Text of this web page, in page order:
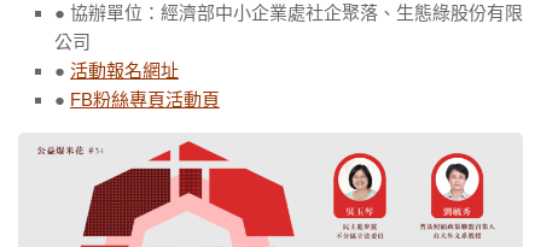
● 協辦單位：經濟部中小企業處社企聚落、生態綠股份有限
公司
● 活動報名網址
● FB粉絲專頁活動頁